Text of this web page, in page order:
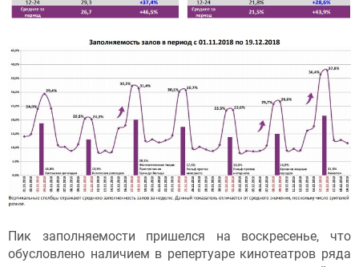
Пик заполняемости пришелся на воскресенье, что
обусловлено наличием в репертуаре кинотеатров ряда